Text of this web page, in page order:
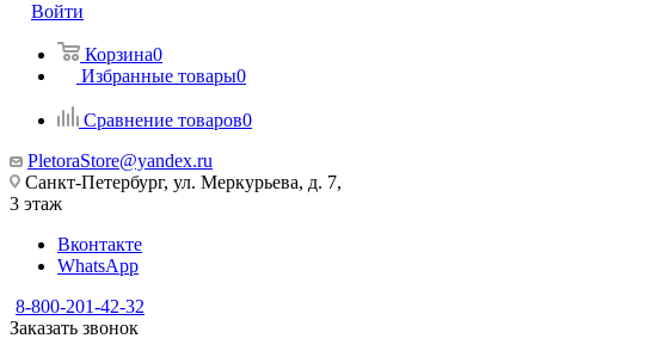
Войти
Корзина0
Избранные товары0
Сравнение товаров0
PletoraStore@yandex.ru
Санкт-Петербург, ул. Меркурьева, д. 7,
3 этаж
Вконтакте
WhatsApp
8-800-201-42-32
Заказать звонок